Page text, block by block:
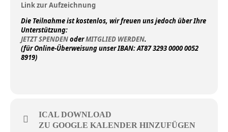
Link zur Aufzeichnung
Die Teilnahme ist kostenlos, wir freuen uns jedoch über Ihre
Unterstützung:
JETZT SPENDENoderMITGLIED WERDEN.
(für Online-Überweisung unser IBAN: AT87 3293 0000 0052
8919)
ICAL DOWNLOAD
ZU GOOGLE KALENDER HINZUFÜGEN